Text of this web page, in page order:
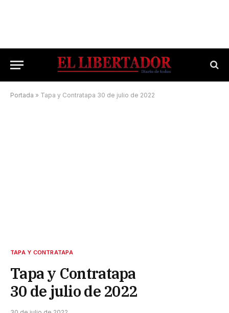
Portada » Tapa y Contratapa 30 de julio de 2022
TAPA Y CONTRATAPA
Tapa y Contratapa
30 de julio de 2022